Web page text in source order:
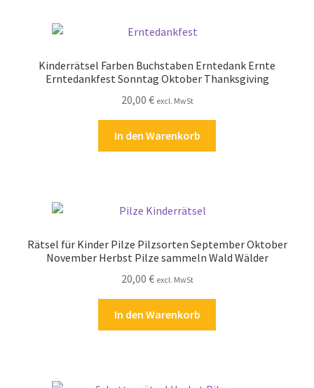
Kinderrätsel Farben Buchstaben Erntedank Ernte
Erntedankfest Sonntag Oktober Thanksgiving
20,00 € excl. MwSt
In den Warenkorb
Rätsel für Kinder Pilze Pilzsorten September Oktober
November Herbst Pilze sammeln Wald Wälder
20,00 € excl. MwSt
In den Warenkorb